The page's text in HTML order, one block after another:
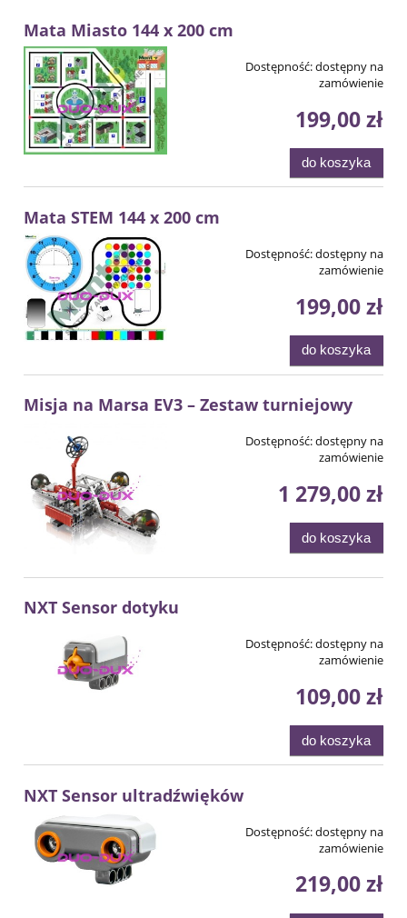
Mata Miasto 144 x 200 cm
Dostępność:dostępny na
zamówienie
199,00 zł
do koszyka
Mata STEM 144 x 200 cm
Dostępność:dostępny na
zamówienie
199,00 zł
do koszyka
Misja na Marsa EV3 – Zestaw turniejowy
Dostępność:dostępny na
zamówienie
1 279,00 zł
do koszyka
NXT Sensor dotyku
Dostępność:dostępny na
zamówienie
109,00 zł
do koszyka
NXT Sensor ultradźwięków
Dostępność:dostępny na
zamówienie
219,00 zł